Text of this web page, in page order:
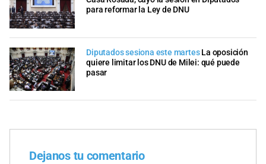
para reformar la Ley de DNU
Diputados sesiona este martes La oposición
quiere limitar los DNU de Milei: qué puede
pasar
Dejanos tu comentario